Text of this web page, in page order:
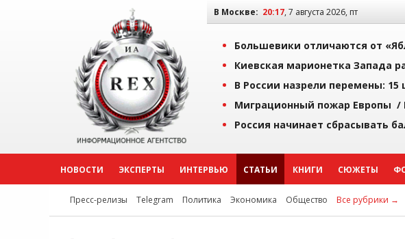
В Москве: 20:17, 7 августа 2026, пт
Большевики отличаются от
Киевская марионетка Запада
В России назрели перемены:
Миграционный пожар Европы /
Россия начинает сбрасывать
НОВОСТИ ЭКСПЕРТЫ ИНТЕРВЬЮ СТАТЬИ КНИГИ СЮЖЕТЫ
Пресс-релизы Telegram Политика Экономика Общество Все рубрики →